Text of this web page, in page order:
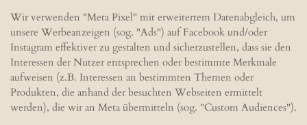
Wir verwenden "Meta Pixel" mit erweitertem Datenabgleich, um
unsere Werbeanzeigen (sog. "Ads") auf Facebook und/oder
Instagram effektiver zu gestalten und sicherzustellen, dass sie den
Interessen der Nutzer entsprechen oder bestimmte Merkmale
aufweisen (z.B. Interessen an bestimmten Themen oder
Produkten, die anhand der besuchten Webseiten ermittelt
werden), die wir an Meta übermitteln (sog. "Custom Audiences").